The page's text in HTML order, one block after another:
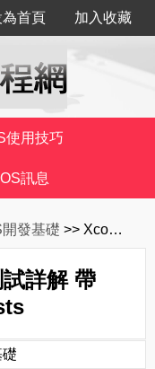
為首頁 加入收藏
使用技巧
IOS訊息
開發基礎 >> Xcode7 UI自動化測試詳解 帶demo UITests
詳解 帶